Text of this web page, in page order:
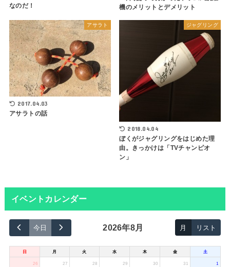
なのだ！
機のメリットとデメリット
アサラト
2017.04.03
アサラトの話
ジャグリング
2018.04.04
ぼくがジャグリングをはじめた理
由。きっかけは「TVチャンピオ
ン」
イベントカレンダー
今日 2026年8月 月 リスト
日 月 火 水 木 金 土
26 27 28 29 30 31 1